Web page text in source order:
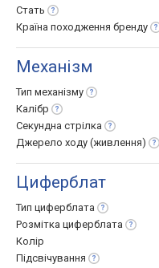
Стать
Країна походження бренду
Механізм
Тип механізму
Калібр
Секундна стрілка
Джерело ходу (живлення)
Циферблат
Тип циферблата
Розмітка циферблата
Колір
Підсвічування